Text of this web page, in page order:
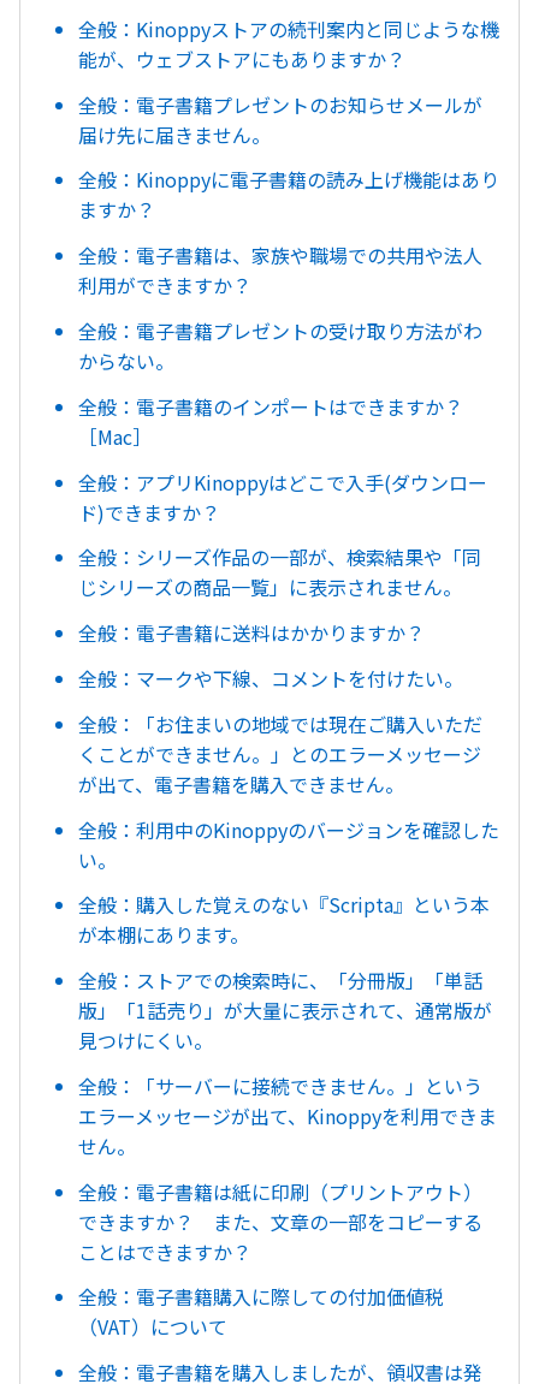
全般：Kinoppyストアの続刊案内と同じような機
能が、ウェブストアにもありますか？
全般：電子書籍プレゼントのお知らせメールが
届け先に届きません。
全般：Kinoppyに電子書籍の読み上げ機能はあり
ますか？
全般：電子書籍は、家族や職場での共用や法人
利用ができますか？
全般：電子書籍プレゼントの受け取り方法がわ
からない。
全般：電子書籍のインポートはできますか？
［Mac］
全般：アプリKinoppyはどこで入手(ダウンロー
ド)できますか？
全般：シリーズ作品の一部が、検索結果や「同
じシリーズの商品一覧」に表示されません。
全般：電子書籍に送料はかかりますか？
全般：マークや下線、コメントを付けたい。
全般：「お住まいの地域では現在ご購入いただ
くことができません。」とのエラーメッセージ
が出て、電子書籍を購入できません。
全般：利用中のKinoppyのバージョンを確認した
い。
全般：購入した覚えのない『Scripta』という本
が本棚にあります。
全般：ストアでの検索時に、「分冊版」「単話
版」「1話売り」が大量に表示されて、通常版が
見つけにくい。
全般：「サーバーに接続できません。」という
エラーメッセージが出て、Kinoppyを利用できま
せん。
全般：電子書籍は紙に印刷（プリントアウト）
できますか？ また、文章の一部をコピーする
ことはできますか？
全般：電子書籍購入に際しての付加価値税
（VAT）について
全般：電子書籍を購入しましたが、領収書は発